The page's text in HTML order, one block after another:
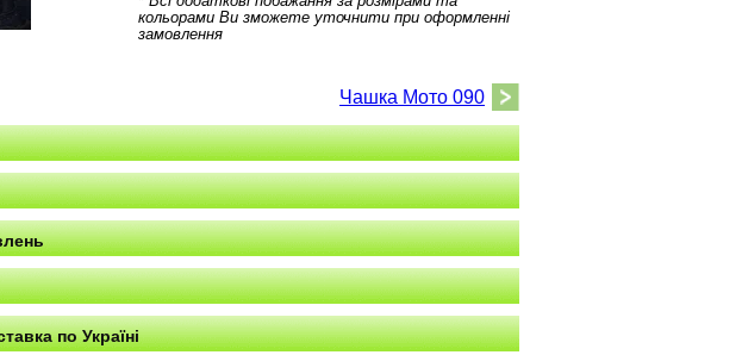
кольорами Ви зможете уточнити при оформленні
замовлення
Чашка Мото 090
по Україні